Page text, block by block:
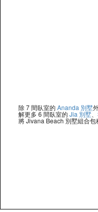
除 7 間臥室的 Ananda 別墅
解更多 6 間臥室的 Jia 別墅、
將 Jivana Beach 別墅組合